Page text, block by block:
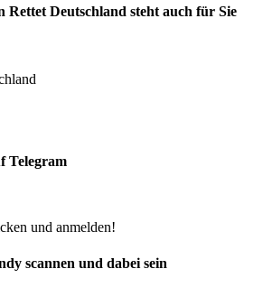
Rettet Deutschland steht auch für Sie
Telegram
und anmelden!
scannen und dabei sein